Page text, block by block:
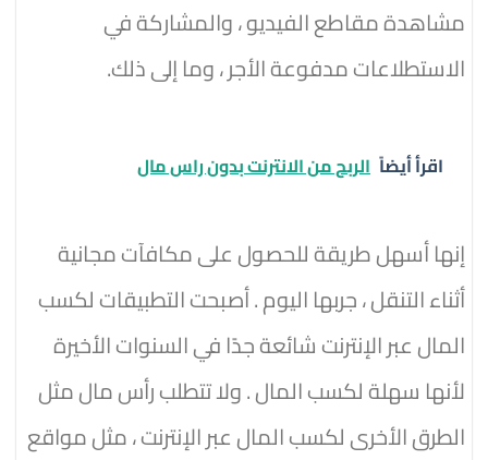
مشاهدة مقاطع الفيديو ، والمشاركة في
الاستطلاعات مدفوعة الأجر ، وما إلى ذلك.
اقرأ أيضاً الربح من الانترنت بدون راس مال
إنها أسهل طريقة للحصول على مكافآت مجانية
أثناء التنقل ، جربها اليوم . أصبحت التطبيقات لكسب
المال عبر الإنترنت شائعة جدًا في السنوات الأخيرة
لأنها سهلة لكسب المال . ولا تتطلب رأس مال مثل
الطرق الأخرى لكسب المال عبر الإنترنت ، مثل مواقع